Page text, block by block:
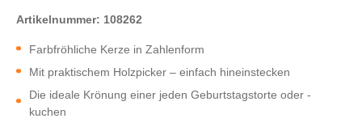
Artikelnummer: 108262
Farbfröhliche Kerze in Zahlenform
Mit praktischem Holzpicker – einfach hineinstecken
Die ideale Krönung einer jeden Geburtstagstorte oder -
kuchen